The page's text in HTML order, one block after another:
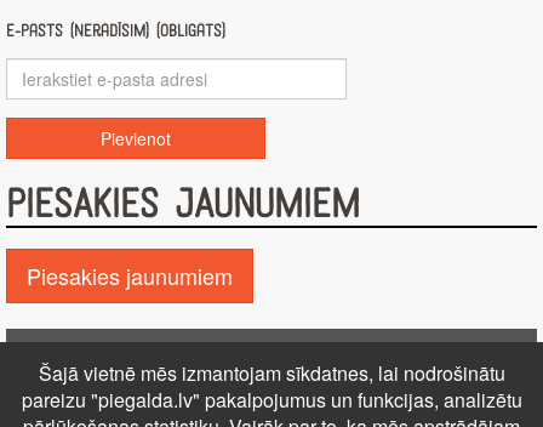
E-pasts (nerādīsim) (obligāts)
PIESAKIES JAUNUMIEM
Piesakies jaunumiem
Kontakti Reklāma Par mums
Autortiesības
Šajā vietnē mēs izmantojam sīkdatnes, lai nodrošinātu
pareizu "piegalda.lv" pakalpojumus un funkcijas, analizētu